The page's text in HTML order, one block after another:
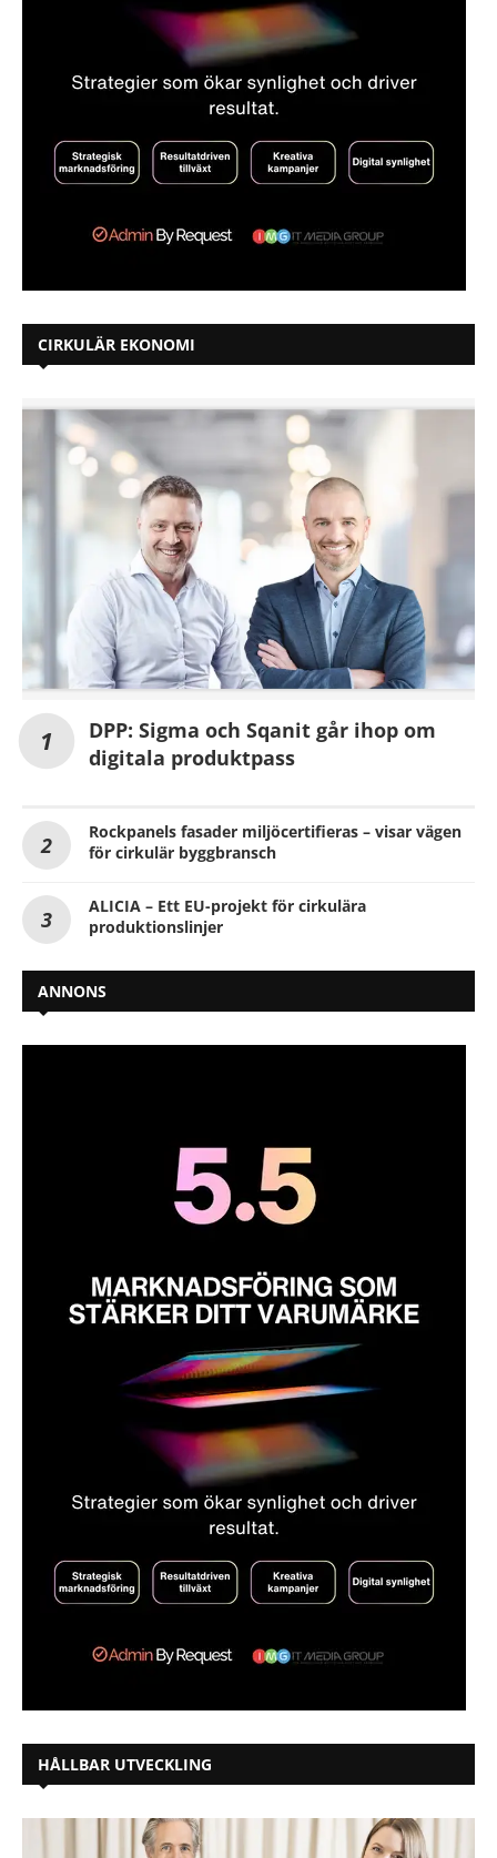
CIRKULÄR EKONOMI
DPP: Sigma och Sqanit går ihop om
digitala produktpass
Rockpanels fasader miljöcertifieras – visar vägen
för cirkulär byggbransch
ALICIA – Ett EU-projekt för cirkulära
produktionslinjer
ANNONS
HÅLLBAR UTVECKLING